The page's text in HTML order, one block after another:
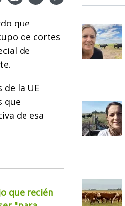
que
de cortes
de
de la UE
que
de esa
que recién